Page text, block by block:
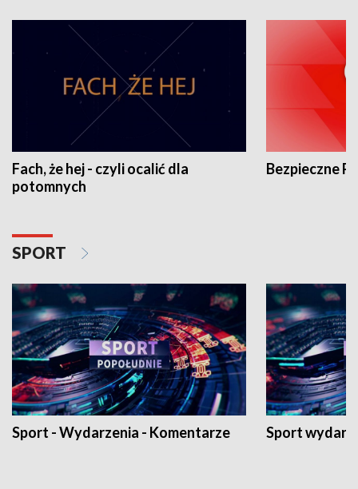
Fach, że hej - czyli ocalić dla
potomnych
Bezpieczne
SPORT
Sport - Wydarzenia - Komentarze Sport